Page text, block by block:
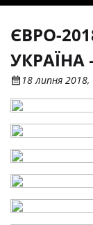
ЄВРО-
УКРАЇНА
18 липня 2018,